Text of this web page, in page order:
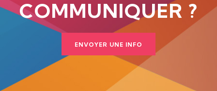
COMMUNIQUER ?
ENVOYER UNE INFO